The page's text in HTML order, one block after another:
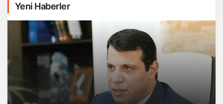
Yeni Haberler